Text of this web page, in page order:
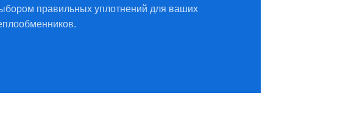
правильных уплотнений для ваших